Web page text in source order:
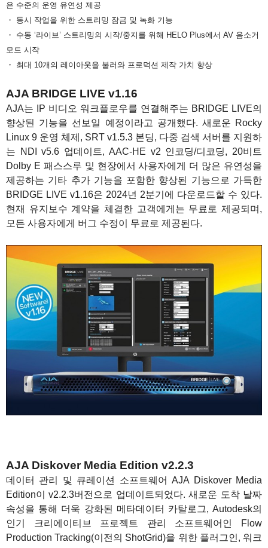
은 수준의 운영 유연성 제공
・ 동시 작업을 위한 스트리밍 잠금 및 녹화 기능
・ 수동 ‘라이브’ 스트리밍의 시작/중지를 위해 HELO Plus에서 AV 음소거
모드 시작
・ 최대 10개의 레이아웃을 불러와 프로덕션 제작 가치 향상
AJA BRIDGE LIVE v1.16
AJA는 IP 비디오 워크플로우를 연결해주는 BRIDGE LIVE의
향상된 기능을 선보일 예정이라고 공개했다. 새로운 Rocky
Linux 9 운영 체제, SRT v1.5.3 본딩, 다중 검색 서버를 지원하
는 NDI v5.6 업데이트, AAC-HE v2 인코딩/디코딩, 20비트
Dolby E 패스스루 및 현장에서 사용자에게 더 많은 유연성을
제공하는 기타 추가 기능을 포함한 향상된 기능으로 가득한
BRIDGE LIVE v1.16은 2024년 2분기에 다운로드할 수 있다.
현재 유지보수 계약을 체결한 고객에게는 무료로 제공되며,
모든 사용자에게 버그 수정이 무료로 제공된다.
AJA Diskover Media Edition v2.2.3
데이터 관리 및 큐레이션 소프트웨어 AJA Diskover Media
Edition이 v2.2.3버전으로 업데이트되었다. 새로운 도착 날짜
속성을 통해 더욱 강화된 메타데이터 카탈로그, Autodesk의
인기 크리에이티브 프로젝트 관리 소프트웨어인 Flow
Production Tracking(이전의 ShotGrid)을 위한 플러그인, 워크